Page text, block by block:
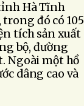
Hà Tĩnh
đó có 105
tích sản xuất
bộ, đường
Ngoài một hồ
dâng cao và